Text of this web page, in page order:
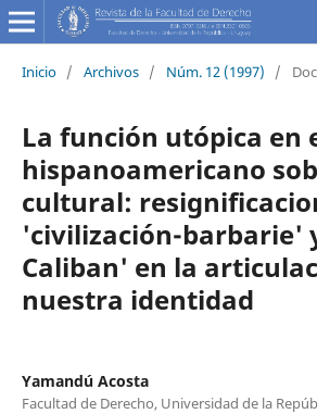
Inicio / Archivos / Núm. 12 (1997) /
La función utópica en
hispanoamericano
cultural:
'civilización-barbarie'
Caliban' en la
nuestra identidad
Yamandú Acosta
Facultad de Derecho, Universidad de la